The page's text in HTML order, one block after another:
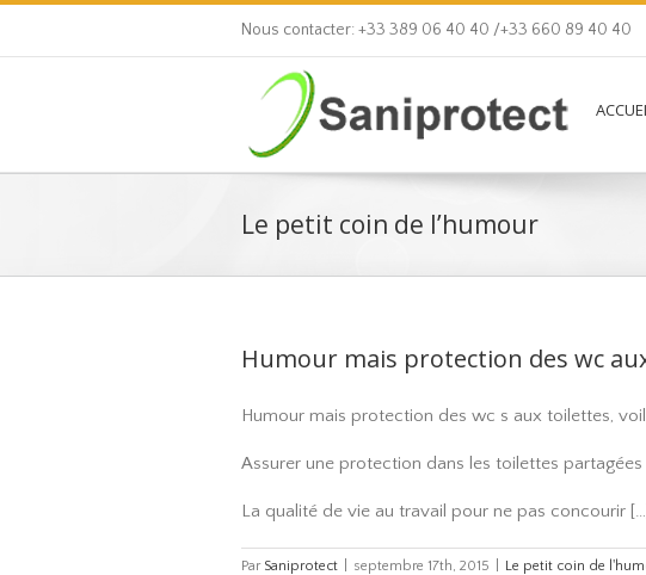
Nous contacter: +33 389 06 40 40 /+33 660 89 40 40
Le petit coin de l’humour
Humour mais protection des wc
Humour mais protection des wc s aux toilettes,
Assurer une protection dans les toilettes
La qualité de vie au travail pour ne pas concourir
Par Saniprotect septembre 17th, 2015 Le petit coin de